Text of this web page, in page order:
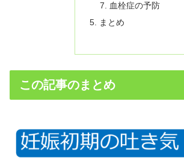
血栓症の予防
まとめ
この記事のまとめ